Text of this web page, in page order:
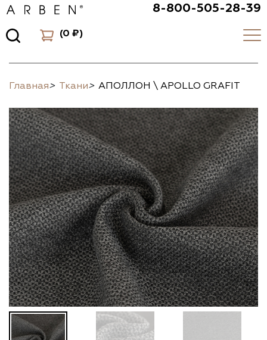
8-800-505-28-39
(0 ₽)
Главная> Ткани> АПОЛЛОН \ APOLLO GRAFIT